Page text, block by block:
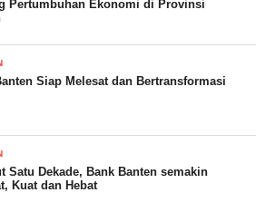
dalam melakukan proses lelang
rekam jejaknya terlebih dahulu.
PT. di luar Banten, apakah
di Banten ini sudah tidak ada yang
Pertumbuhan Ekonomi di Provinsi
Siap Melesat dan Bertransformasi
Satu Dekade, Bank Banten semakin
Kuat dan Hebat